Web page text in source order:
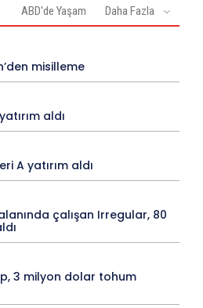
ABD'de Yaşam Daha Fazla
misilleme
aldı
A yatırım aldı
çalışan Irregular, 80
3 milyon dolar tohum